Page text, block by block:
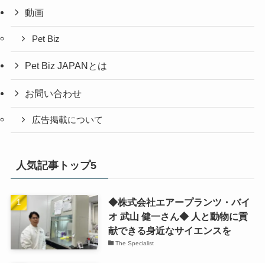
動画
Pet Biz
Pet Biz JAPANとは
お問い合わせ
広告掲載について
人気記事トップ5
◆株式会社エアープランツ・バイ
オ 武山 健一さん◆ 人と動物に貢
献できる身近なサイエンスを
The Specialist